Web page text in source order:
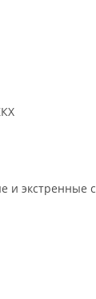
и экстренные